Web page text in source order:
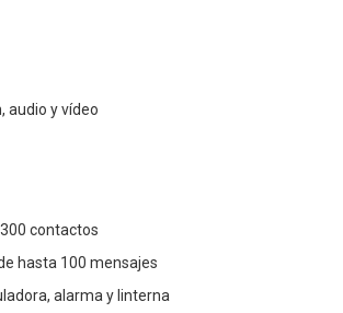
audio y vídeo
contactos
hasta 100 mensajes
alarma y linterna